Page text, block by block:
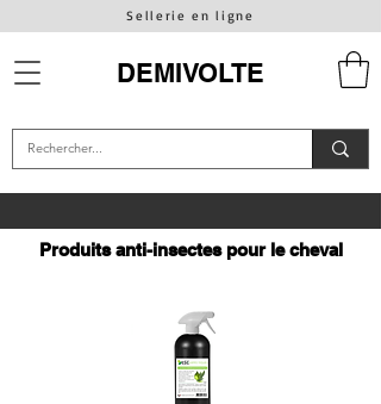
Sellerie en ligne
DEMIVOLTE
Produits anti-insectes pour le cheval